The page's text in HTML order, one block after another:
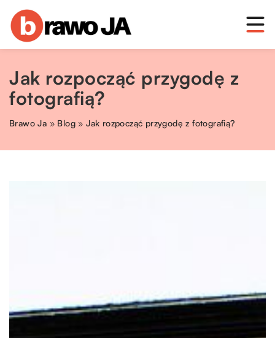
Jak rozpocząć przygodę z
fotografią?
Brawo Ja » Blog »Jak rozpocząć przygodę z fotografią?